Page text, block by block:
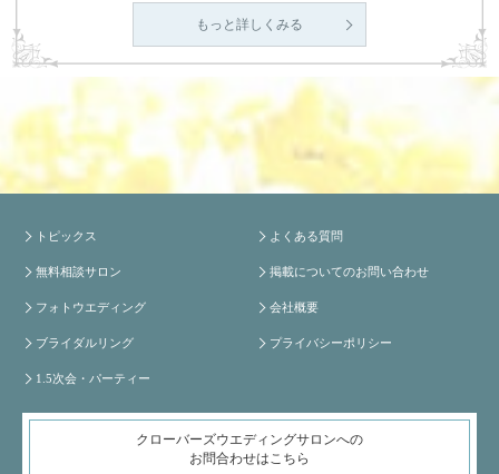
もっと詳しくみる
トピックス
無料相談サロン
フォトウエディング
ブライダルリング
1.5次会・パーティー
よくある質問
掲載についてのお問い合わせ
会社概要
プライバシーポリシー
クローバーズウエディングサロンへの
お問合わせはこちら